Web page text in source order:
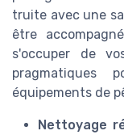
truite avec une
être
s'occuper de
équipements de
Nettoyage